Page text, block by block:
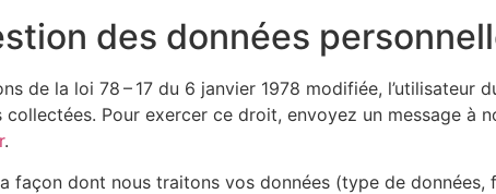
des données
de la loi 78 – 17 du 6 janvier 1978 modifiée, l’utilisateur
Pour exercer ce droit, envoyez un message à
.
façon dont nous traitons vos données (type de